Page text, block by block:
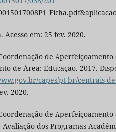
Acesso em: 25 fev. 2020.
de
de Área: Educação. 2017.
capes/pt-br/centrais-
2020.
de
Avaliação dos Programas